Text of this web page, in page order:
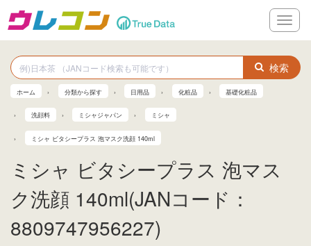
メ
ニ
ー
検索
ホーム 分類から探す 日用品 化粧品 基礎化粧品
洗顔料 ミシャジャパン ミシャ
ミシャ ビタシープラス 泡マスク洗顔 140ml
ミシャ ビタシープラス 泡マス
ク洗顔 140ml(JANコード：
8809747956227)